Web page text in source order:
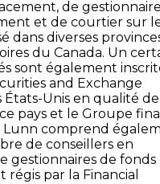
de
et de courtier sur
dans diverses
du Canada. Un
sont également
and Exchange
États-Unis en qualité de
pays et le Groupe
Lunn comprend
de conseillers en
gestionnaires de fonds
régis par la Financial